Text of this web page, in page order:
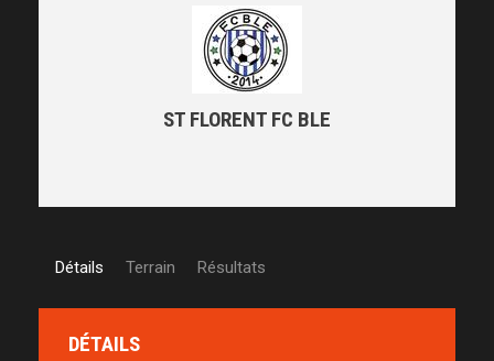
ST FLORENT FC BLE
Détails Terrain Résultats
DÉTAILS